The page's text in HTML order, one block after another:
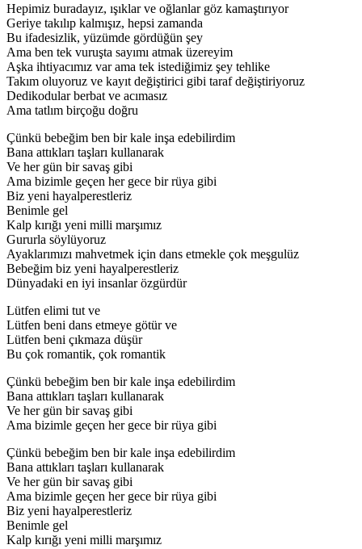
Hepimiz buradayız, ışıklar ve oğlanlar göz kamaştırıyor
Geriye takılıp kalmışız, hepsi zamanda
Bu ifadesizlik, yüzümde gördüğün şey
Ama ben tek vuruşta sayımı atmak üzereyim
Aşka ihtiyacımız var ama tek istediğimiz şey tehlike
Takım oluyoruz ve kayıt değiştirici gibi taraf değiştiriyoruz
Dedikodular berbat ve acımasız
Ama tatlım birçoğu doğru
Çünkü bebeğim ben bir kale inşa edebilirdim
Bana attıkları taşları kullanarak
Ve her gün bir savaş gibi
Ama bizimle geçen her gece bir rüya gibi
Biz yeni hayalperestleriz
Benimle gel
Kalp kırığı yeni milli marşımız
Gururla söylüyoruz
Ayaklarımızı mahvetmek için dans etmekle çok meşgulüz
Bebeğim biz yeni hayalperestleriz
Dünyadaki en iyi insanlar özgürdür
Lütfen elimi tut ve
Lütfen beni dans etmeye götür ve
Lütfen beni çıkmaza düşür
Bu çok romantik, çok romantik
Çünkü bebeğim ben bir kale inşa edebilirdim
Bana attıkları taşları kullanarak
Ve her gün bir savaş gibi
Ama bizimle geçen her gece bir rüya gibi
Çünkü bebeğim ben bir kale inşa edebilirdim
Bana attıkları taşları kullanarak
Ve her gün bir savaş gibi
Ama bizimle geçen her gece bir rüya gibi
Biz yeni hayalperestleriz
Benimle gel
Kalp kırığı yeni milli marşımız